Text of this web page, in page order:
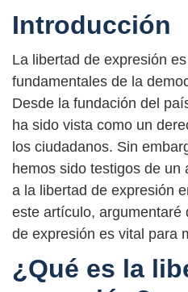
Introducción
La libertad de expresión
fundamentales de la
Desde la fundación del
ha sido vista como un
los ciudadanos. Sin
hemos sido testigos de un
a la libertad de expresión
este artículo, argumentaré
de expresión es vital para
¿Qué es la